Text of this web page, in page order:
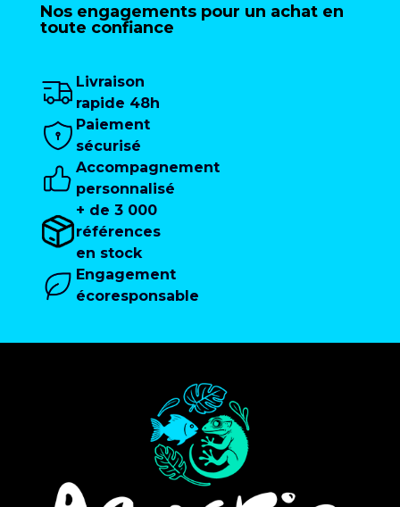
Nos engagements pour un achat en
toute confiance
Livraison
rapide 48h
Paiement
sécurisé
Accompagnement
personnalisé
+ de 3 000
références
en stock
Engagement
écoresponsable